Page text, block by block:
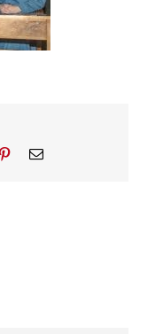
PinterestEmail